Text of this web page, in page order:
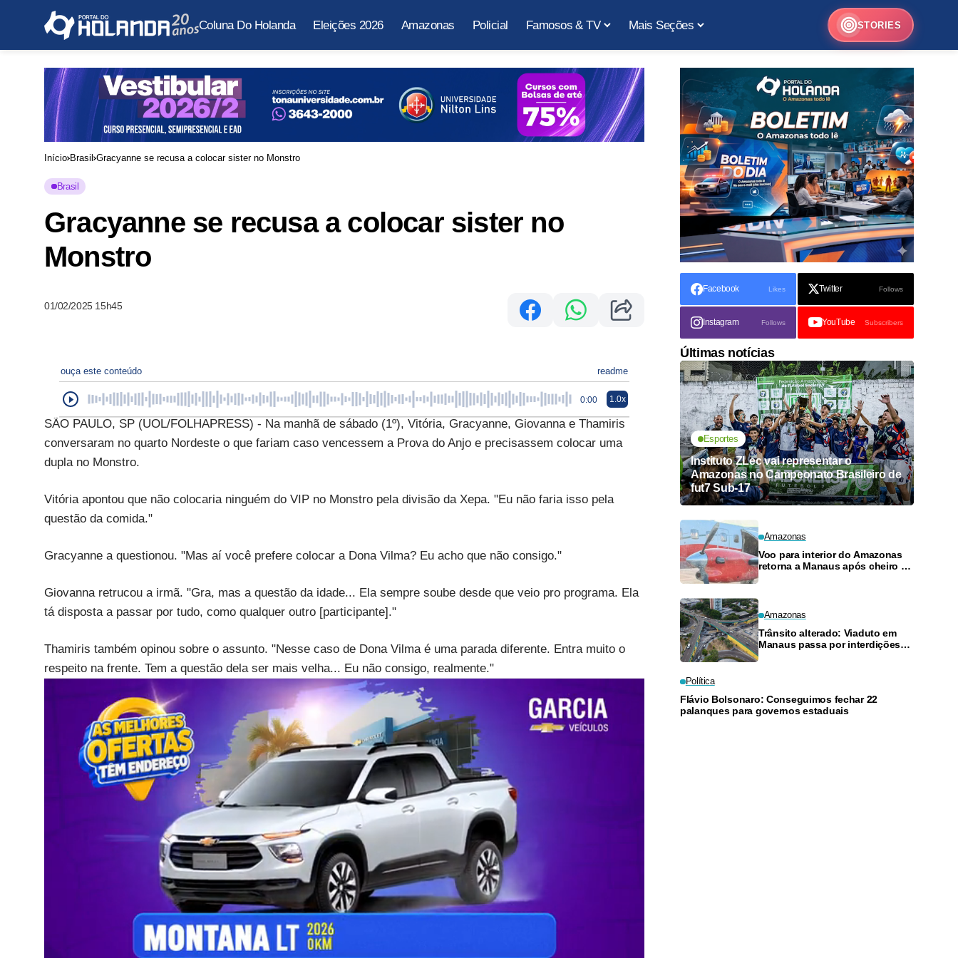
Coluna Do Holanda Eleições 2026 Amazonas Policial Famosos & TV Mais Seções STORIES
Início Brasil Gracyanne se recusa a colocar sister no Monstro
Brasil
Gracyanne se recusa a colocar sister no
Monstro
01/02/2025 15h45
ouça este conteúdo readme
0:00 1.0x
SÃO PAULO, SP (UOL/FOLHAPRESS) - Na manhã de sábado (1º), Vitória, Gracyanne, Giovanna e Thamiris
conversaram no quarto Nordeste o que fariam caso vencessem a Prova do Anjo e precisassem colocar uma
dupla no Monstro.
Vitória apontou que não colocaria ninguém do VIP no Monstro pela divisão da Xepa. "Eu não faria isso pela
questão da comida."
Gracyanne a questionou. "Mas aí você prefere colocar a Dona Vilma? Eu acho que não consigo."
Giovanna retrucou a irmã. "Gra, mas a questão da idade... Ela sempre soube desde que veio pro programa. Ela
tá disposta a passar por tudo, como qualquer outro [participante]."
Thamiris também opinou sobre o assunto. "Nesse caso de Dona Vilma é uma parada diferente. Entra muito o
respeito na frente. Tem a questão dela ser mais velha... Eu não consigo, realmente."
Facebook Likes Twitter Follows
Instagram Follows YouTube Subscribers
Últimas notícias
Esportes
Instituto ZLec vai representar o
Amazonas no Campeonato Brasileiro de
fut7 Sub-17
Amazonas
Voo para interior do Amazonas
retorna a Manaus após cheiro de
Amazonas
Trânsito alterado: Viaduto em
Manaus passa por interdições
Política
Flávio Bolsonaro: Conseguimos fechar 22
palanques para governos estaduais